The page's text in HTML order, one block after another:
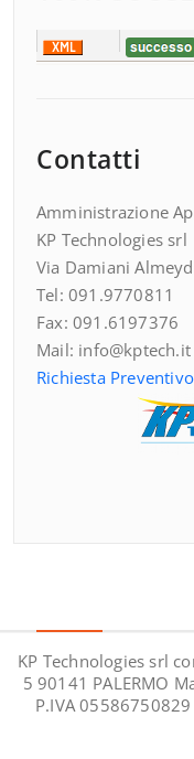
Contatti
Amministrazione
KP Technologies srl
Via Damiani
Tel: 091.9770811
Fax: 091.6197376
Mail: info@kptech.it
Richiesta Preventivo
KP Technologies srl
5 90141 PALERMO
P.IVA